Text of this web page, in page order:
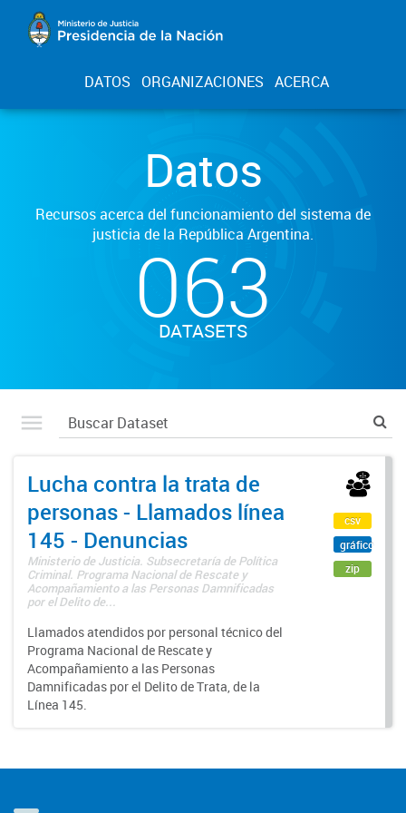
DATOS ORGANIZACIONES ACERCA
Datos
Recursos acerca del funcionamiento del sistema de
justicia de la República Argentina.
063
DATASETS
Lucha contra la trata de
personas - Llamados línea
145 - Denuncias
Ministerio de Justicia. Subsecretaría de Política
Criminal. Programa Nacional de Rescate y
Acompañamiento a las Personas Damnificadas
por el Delito de...
Llamados atendidos por personal técnico del
Programa Nacional de Rescate y
Acompañamiento a las Personas
Damnificadas por el Delito de Trata, de la
Línea 145.
csv
gráfico
zip